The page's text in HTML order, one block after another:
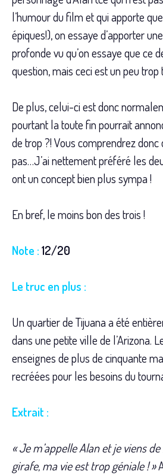
l’humour du film et qui apporte
épiques!), on essaye d’apporter
profonde vu qu’on essaye que ce
question, mais ceci est un peu trop
De plus, celui-ci est donc
pourtant la toute fin pourrait
de trop ?! Vous comprendrez
pas…J’ai nettement préféré les
ont un concept bien plus sympa !
En bref, le moins bon des trois !
Note :12/20
Le truc en plus :
Un quartier de Tijuana a été
dans une petite ville de l’Arizona.
enseignes de plus de cinquante
recréées pour les besoins du
Extrait :
« Je m’appelle Alan et je viens
girafe, ma vie est trop géniale ! »